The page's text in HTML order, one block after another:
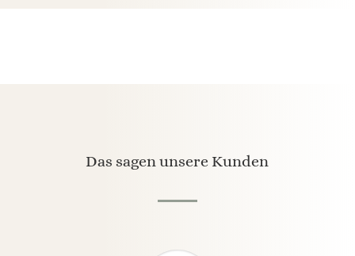
Das sagen unsere Kunden